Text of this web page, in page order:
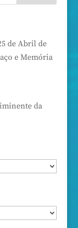
de Abril de
e Memória
da